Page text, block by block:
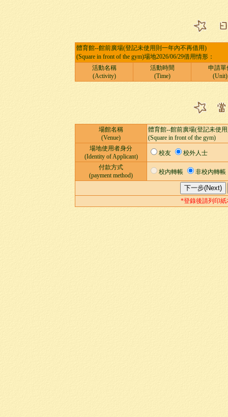
體育館--館前廣場(登記未使用則一年內不再借用)
(Square in front of the gym)場地2026/06/29借用情形：
活動名稱
(Activity)
活動時間
(Time)
申請單
(Unit)
場館名稱
(Venue)
體育館--館前廣場(登記未使
(Square in front of the gym)
場地使用者身分
(Identity of Applicant)
校友
校外人士
付款方式
(payment method)
校內轉帳 非校內轉帳
*登錄後請列印